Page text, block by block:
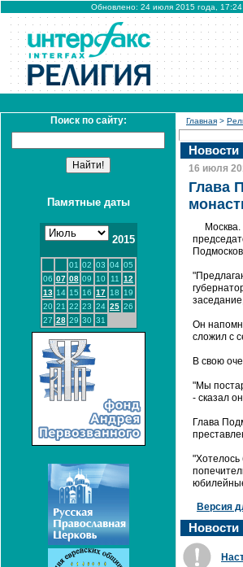
Обновлено: 24 июля 2015 года,
Поиск по сайту:
Памятные даты
2015
01 02 03 04 05
06 07 08 09 10 11
12
13 14 15 16 17 18
19
20 21 22 23 24 25 26
27 28 29 30 31
Главная >
Новости
16 июля
Глава
Он
сложил с
В свою
"Мы
- сказал
Глава
"Хотелось
Версия
Новости